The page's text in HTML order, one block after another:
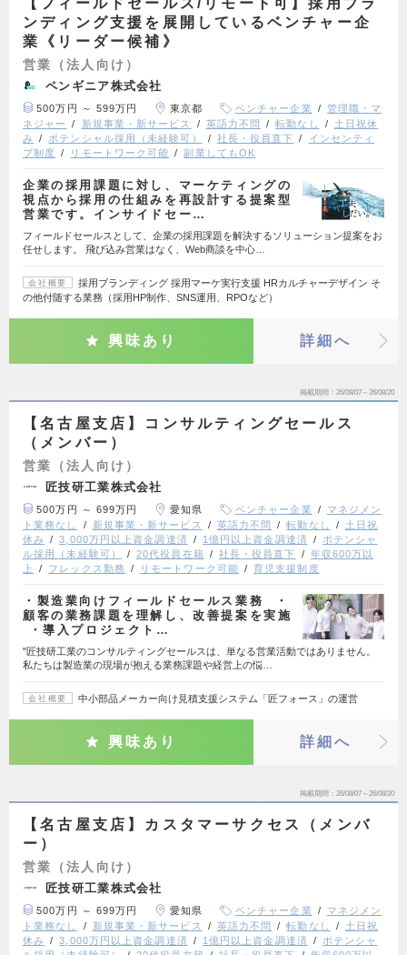
【フィールドセールス/リモート可】採用ブラ
ンディング支援を展開しているベンチャー企
業《リーダー候補》
営業（法人向け）
ペンギニア株式会社
500万円 ～ 599万円 東京都 ベンチャー企業
管理職・マ
ネジャー
新規事業・新サービス 英語力不問 転勤なし
土日祝休
み
ポテンシャル採用（未経験可） 社長・役員直下
インセンティ
ブ制度
リモートワーク可能 副業してもOK
企業の採用課題に対し、マーケティングの
視点から採用の仕組みを再設計する提案型
営業です。インサイドセー…
フィールドセールスとして、企業の採用課題を解決するソリューション提案をお
任せします。 飛び込み営業はなく、Web商談を中心…
会社概要
採用ブランディング 採用マーケ実行支援 HRカルチャーデザイン そ
の他付随する業務（採用HP制作、SNS運用、RPOなど）
興味あり 詳細へ
掲載期間 26/08/07～26/08/20
【名古屋支店】コンサルティングセールス
（メンバー）
営業（法人向け）
匠技研工業株式会社
500万円 ～ 699万円 愛知県 ベンチャー企業
マネジメン
ト業務なし
新規事業・新サービス 英語力不問 転勤なし
土日祝
休み
3,000万円以上資金調達済 1億円以上資金調達済
ポテンシャ
ル採用（未経験可）
20代役員在籍 社長・役員直下
年収600万以
上
フレックス勤務 リモートワーク可能 育児支援制度
・製造業向けフィールドセールス業務 ・
顧客の業務課題を理解し、改善提案を実施
・導入プロジェクト…
"匠技研工業のコンサルティングセールスは、単なる営業活動ではありません。
私たちは製造業の現場が抱える業務課題や経営上の悩…
会社概要 中小部品メーカー向け見積支援システム「匠フォース」の運営
興味あり 詳細へ
掲載期間 26/08/07～26/08/20
【名古屋支店】カスタマーサクセス（メンバ
ー）
営業（法人向け）
匠技研工業株式会社
500万円 ～ 699万円 愛知県 ベンチャー企業
マネジメン
ト業務なし
新規事業・新サービス 英語力不問 転勤なし
土日祝
休み
3,000万円以上資金調達済 1億円以上資金調達済
ポテンシャ